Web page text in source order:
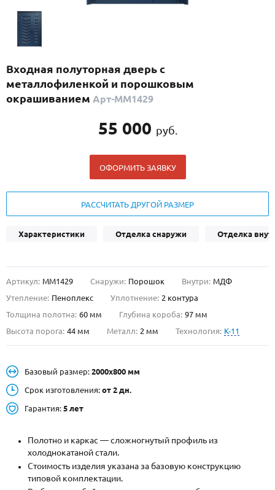
С реечным дизайном(29)
ПО НАЗНАЧЕНИЮ
ПО КОНСТРУКЦИИ
О НАС
Металлические двери от производителя с доставкой и установкой в
Москве и МО
НАЙТИ:
+7 (495) 411-44-41
INFO@META-M.RU
ЗАПРОСИТЬ РАСЧЕТ
Входная полуторная дверь с
металлофиленкой и порошковым
окрашиванием Арт-ММ1429
55 000 руб.
ОФОРМИТЬ ЗАЯВКУ
РАССЧИТАТЬ ДРУГОЙ РАЗМЕР
Характеристики Отделка снаружи Отделка
Артикул: ММ1429 Снаружи: Порошок Внутри: МДФ
Утепление: Пеноплекс Уплотнение: 2 контура
Толщина полотна: 60 мм Глубина короба: 97 мм
Высота порога: 44 мм Металл: 2 мм Технология: K-11
Базовый размер: 2000х800 мм
Срок изготовления: от 2 дн.
Гарантия: 5 лет
Полотно и каркас — сложногнутый профиль из
холоднокатаной стали.
Стоимость изделия указана за базовую конструкцию
типовой комплектации.